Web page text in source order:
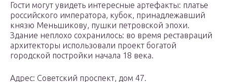
Гости могут увидеть интересные артефакты: платье
российского императора, кубок, принадлежавший
князю Меньшикову, пушки петровской эпохи.
Здание неплохо сохранилось: во время реставраций
архитекторы использовали проект богатой
городской постройки начала 18 века.
Адрес: Советский проспект, дом 47.